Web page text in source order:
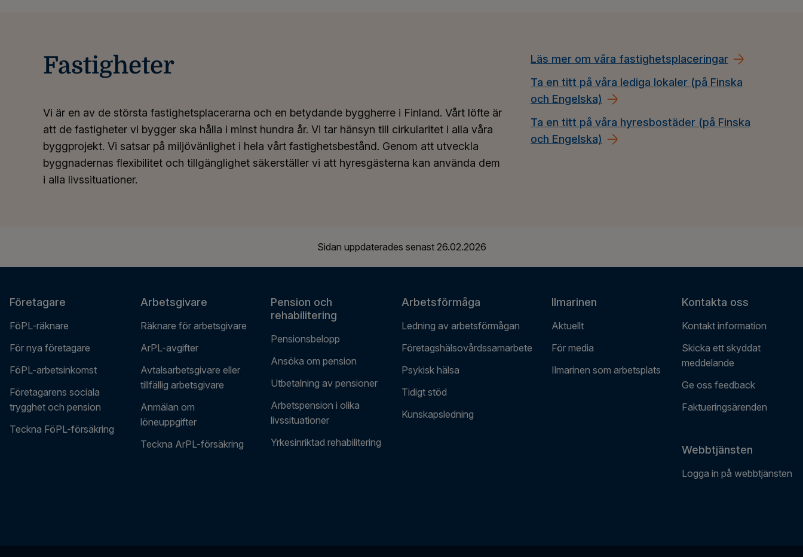
Fastigheter
Vi är en av de största fastighetsplacerarna och en betydande byggherre i Finland. Vårt löfte är
att de fastigheter vi bygger ska hålla i minst hundra år. Vi tar hänsyn till cirkularitet i alla våra
byggprojekt. Vi satsar på miljövänlighet i hela vårt fastighetsbestånd. Genom att utveckla
byggnadernas flexibilitet och tillgänglighet säkerställer vi att hyresgästerna kan använda dem
i alla livssituationer.
Läs mer om våra fastighetsplaceringar
Ta en titt på våra lediga lokaler (på Finska
och Engelska)
Ta en titt på våra hyresbostäder (på Finska
och Engelska)
Sidan uppdaterades senast 26.02.2026
Företagare
FöPL-räknare
För nya företagare
FöPL-arbetsinkomst
Företagarens sociala
trygghet och pension
Teckna FöPL-försäkring
Arbetsgivare
Räknare för arbetsgivare
ArPL-avgifter
Avtalsarbetsgivare eller
tillfällig arbetsgivare
Anmälan om
löneuppgifter
Teckna ArPL-försäkring
Pension och
rehabilitering
Pensionsbelopp
Ansöka om pension
Utbetalning av pensioner
Arbetspension i olika
livssituationer
Yrkesinriktad rehabilitering
Arbetsförmåga
Ledning av arbetsförmågan
Företagshälsovårdssamarbete
Psykisk hälsa
Tidigt stöd
Kunskapsledning
Ilmarinen
Aktuellt
För media
Ilmarinen som arbetsplats
Kontakta oss
Kontakt information
Skicka ett skyddat
meddelande
Ge oss feedback
Faktueringsärenden
Webbtjänsten
Logga in på webbtjänsten